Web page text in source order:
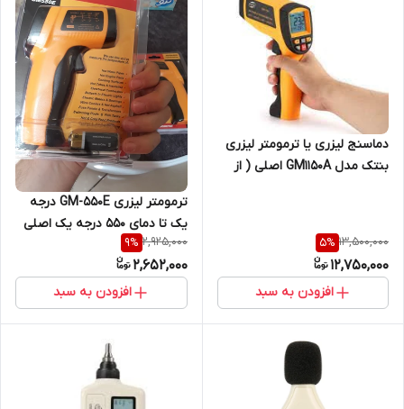
دماسنج لیزری یا ترمومتر لیزری
بنتک مدل GM1150A اصلی ( از
13,500,000
5%
12,750,000
افزودن به سبد
ترمومتر لیزری GM-550E درجه
یک تا دمای 550 درجه یک اصلی
2,925,000
9%
2,652,000
افزودن به سبد